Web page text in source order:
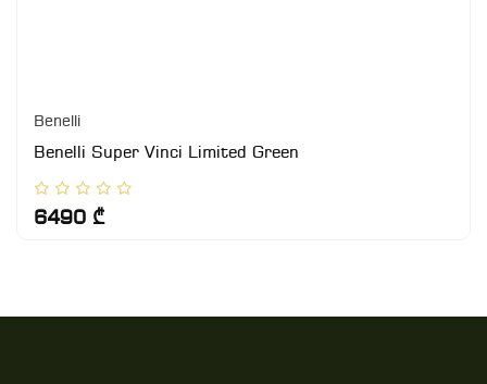
Benelli
Benelli Super Vinci Limited Green
6490 ₾